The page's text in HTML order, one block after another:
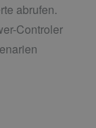
abrufen.
Controler